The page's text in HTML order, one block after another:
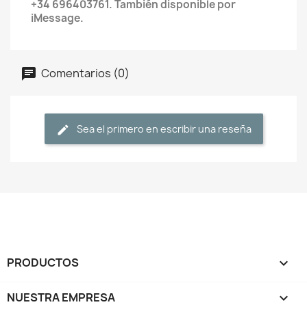
+34 696403761. También disponible por
iMessage.
Comentarios (0)
Sea el primero en escribir una reseña
PRODUCTOS 
NUESTRA EMPRESA 